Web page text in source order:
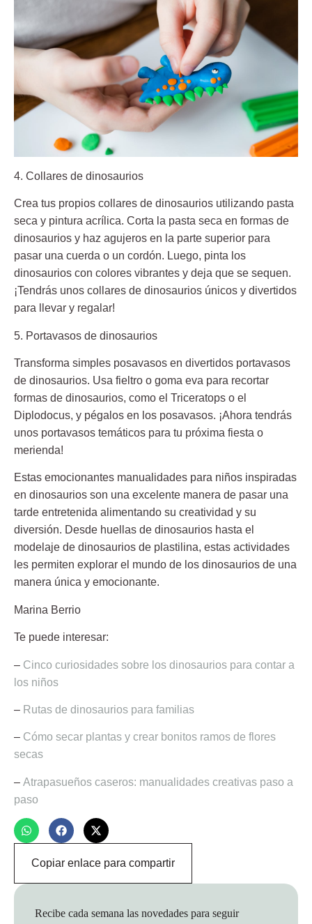
4. Collares de dinosaurios
Crea tus propios collares de dinosaurios utilizando pasta
seca y pintura acrílica. Corta la pasta seca en formas de
dinosaurios y haz agujeros en la parte superior para
pasar una cuerda o un cordón. Luego, pinta los
dinosaurios con colores vibrantes y deja que se sequen.
¡Tendrás unos collares de dinosaurios únicos y divertidos
para llevar y regalar!
5. Portavasos de dinosaurios
Transforma simples posavasos en divertidos portavasos
de dinosaurios. Usa fieltro o goma eva para recortar
formas de dinosaurios, como el Triceratops o el
Diplodocus, y pégalos en los posavasos. ¡Ahora tendrás
unos portavasos temáticos para tu próxima fiesta o
merienda!
Estas emocionantes manualidades para niños inspiradas
en dinosaurios son una excelente manera de pasar una
tarde entretenida alimentando su creatividad y su
diversión. Desde huellas de dinosaurios hasta el
modelaje de dinosaurios de plastilina, estas actividades
les permiten explorar el mundo de los dinosaurios de una
manera única y emocionante.
Marina Berrio
Te puede interesar:
– Cinco curiosidades sobre los dinosaurios para contar a
los niños
– Rutas de dinosaurios para familias
– Cómo secar plantas y crear bonitos ramos de flores
secas
– Atrapasueños caseros: manualidades creativas paso a
paso
Copiar enlace para compartir
Recibe cada semana las novedades para seguir